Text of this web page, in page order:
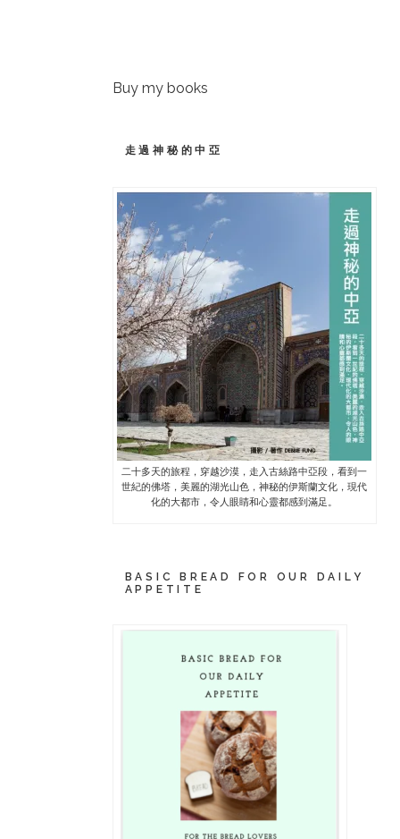
Buy my books
走過神秘的中亞
二十多天的旅程，穿越沙漠，走入古絲路中亞段，看到一
世紀的佛塔，美麗的湖光山色，神秘的伊斯蘭文化，現代
化的大都市，令人眼睛和心靈都感到滿足。
BASIC BREAD FOR OUR DAILY
APPETITE